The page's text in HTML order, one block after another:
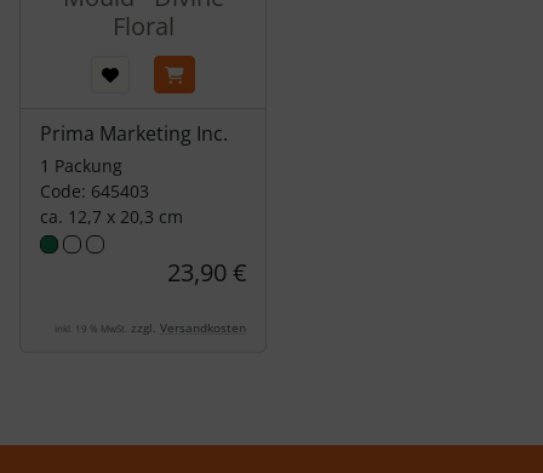
Floral
Prima Marketing Inc.
1 Packung
Code: 645403
ca. 12,7 x 20,3 cm
23,90 €
inkl. 19 % MwSt. zzgl. Versandkosten